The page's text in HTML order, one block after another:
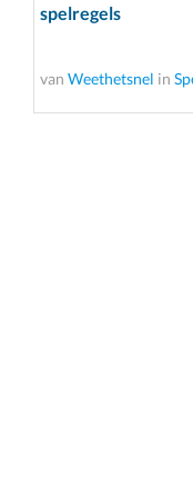
spelregels
van Weethetsnel in